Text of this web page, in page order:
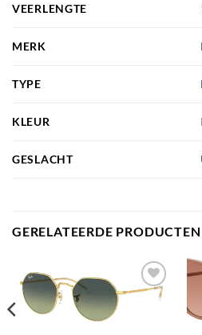
VEERLENGTE
MERK
TYPE
KLEUR
GESLACHT
GERELATEERDE PRODUCTEN
Toevoegen